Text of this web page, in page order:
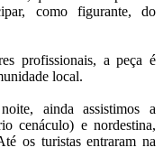
como figurante, do
profissionais, a peça é
local.
ainda assistimos a
cenáculo) e nordestina,
os turistas entraram na